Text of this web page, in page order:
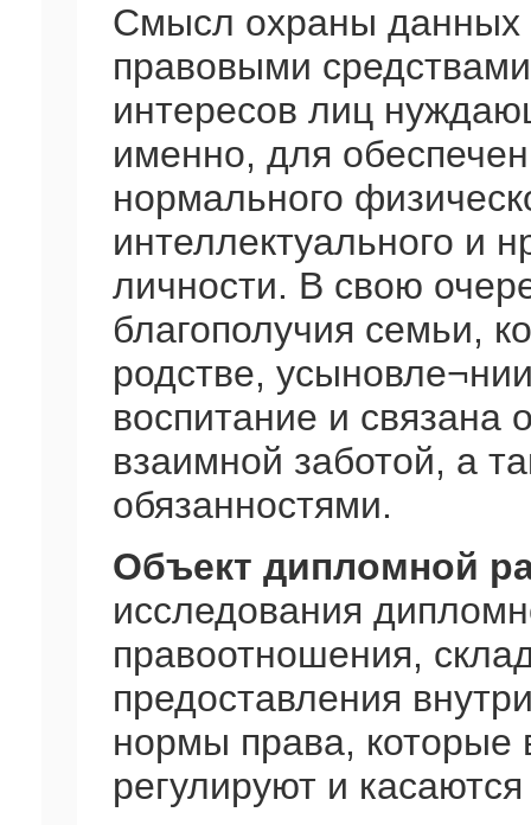
Смысл охраны данных
правовыми
интересов лиц
именно, для
нормального
интеллектуального и
личности. В свою
благополучия семьи,
родстве,
воспитание и связана
взаимной заботой, а
обязанностями.
Объект дипломной
исследования
правоотношения,
предоставления
нормы права, которые
регулируют и